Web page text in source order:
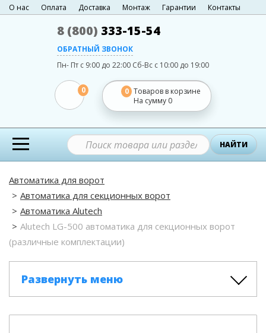
О нас Оплата Доставка Монтаж Гарантии Контакты
8 (800) 333-15-54
ОБРАТНЫЙ ЗВОНОК
Пн- Пт с 9:00 до 22:00 Сб-Вс с 10:00 до 19:00
0 0 Товаров в корзине
На сумму 0
НАЙТИ
Автоматика для ворот
Автоматика для секционных ворот
Автоматика Alutech
Alutech LG-500 автоматика для секционных ворот
(различные комплектации)
Развернуть меню